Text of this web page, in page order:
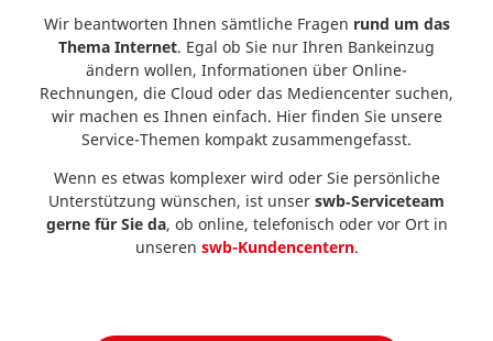
Wir beantworten Ihnen sämtliche Fragen rund um das
Thema Internet. Egal ob Sie nur Ihren Bankeinzug
ändern wollen, Informationen über Online-
Rechnungen, die Cloud oder das Mediencenter suchen,
wir machen es Ihnen einfach. Hier finden Sie unsere
Service-Themen kompakt zusammengefasst.
Wenn es etwas komplexer wird oder Sie persönliche
Unterstützung wünschen, ist unser swb‑Serviceteam
gerne für Sie da, ob online, telefonisch oder vor Ort in
unseren swb-Kundencentern.